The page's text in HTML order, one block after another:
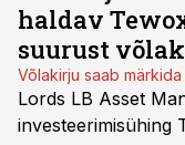
haldav
suurust
Võlakirju saab märkida
Lords LB Asset
investeerimisühing